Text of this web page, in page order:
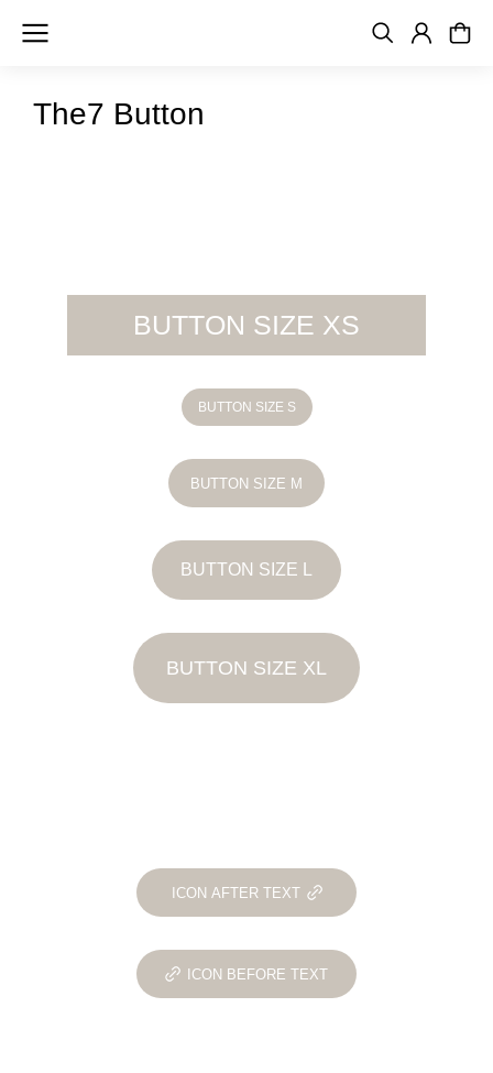
The7 Button
BUTTON SIZE XS
BUTTON SIZE S
BUTTON SIZE M
BUTTON SIZE L
BUTTON SIZE XL
ICON AFTER TEXT
ICON BEFORE TEXT